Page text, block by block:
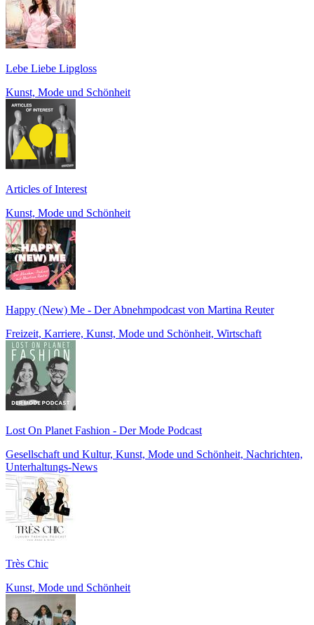
Lebe Liebe Lipgloss
Kunst, Mode und Schönheit
Articles of Interest
Kunst, Mode und Schönheit
Happy (New) Me - Der Abnehmpodcast von Martina Reuter
Freizeit, Karriere, Kunst, Mode und Schönheit, Wirtschaft
Lost On Planet Fashion - Der Mode Podcast
Gesellschaft und Kultur, Kunst, Mode und Schönheit, Nachrichten,
Unterhaltungs-News
Très Chic
Kunst, Mode und Schönheit